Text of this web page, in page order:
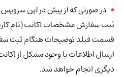
در صورتی که از پیش در این
ثبت سفارش مشخصات اکانت (نام
قسمت فیلد توضیحات هنگام ثبت
ارسال اطلاعات یا وجود مشکل از
دیگری انجام خواهد شد.